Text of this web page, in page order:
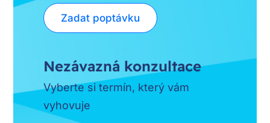
Zadat poptávku
Nezávazná konzultace
Vyberte si termín, který vám
vyhovuje